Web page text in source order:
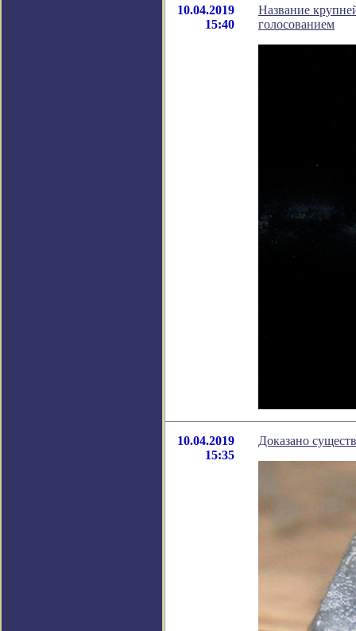
10.04.2019
15:40
Название
голосованием
10.04.2019
15:35
Доказано